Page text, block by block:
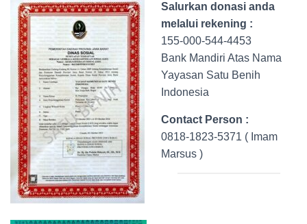
Salurkan donasi anda
melalui rekening :
155-000-544-4453
Bank Mandiri Atas Nama
Yayasan Satu Benih
Indonesia
Contact Person :
0818-1823-5371 ( Imam
Marsus )